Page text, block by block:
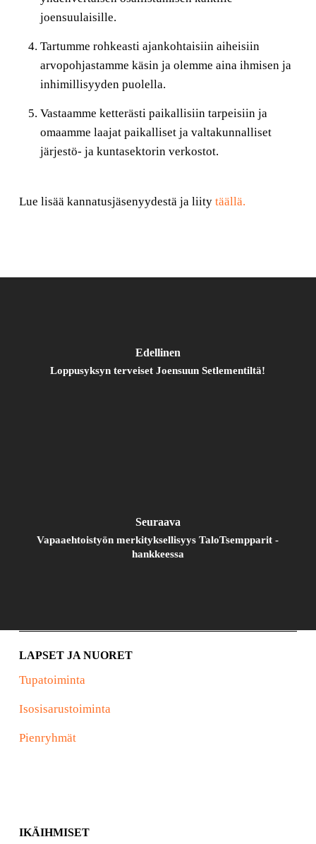
joensuulaisille.
Tartumme rohkeasti ajankohtaisiin aiheisiin
arvopohjastamme käsin ja olemme aina ihmisen ja
inhimillisyyden puolella.
Vastaamme ketterästi paikallisiin tarpeisiin ja
omaamme laajat paikalliset ja valtakunnalliset
järjestö- ja kuntasektorin verkostot.
Lue lisää kannatusjäsenyydestä ja liity täällä.
Edellinen
Loppusyksyn terveiset Joensuun Setlementiltä!
Seuraava
Vapaaehtoistyön merkityksellisyys TaloTsempparit -
hankkeessa
LAPSET JA NUORET
Tupatoiminta
Isosisarustoiminta
Pienryhmät
IKÄIHMISET